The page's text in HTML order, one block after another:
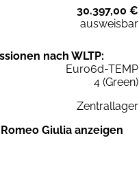
30.397,00 €
ausweisbar
nach WLTP:
Euro6d-TEMP
4 (Green)
Zentrallager
Giulia anzeigen